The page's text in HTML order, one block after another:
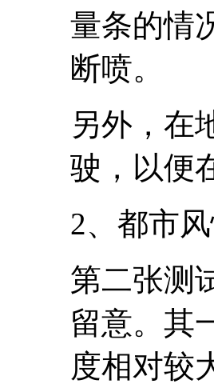
量条的情
断喷。
另外，在
驶，以便
2、都市
第二张测
留意。其
度相对较